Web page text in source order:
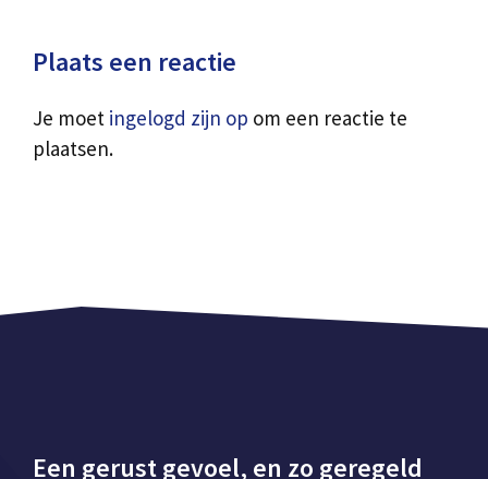
Plaats een reactie
Je moet ingelogd zijn op om een reactie te
plaatsen.
Een gerust gevoel, en zo geregeld